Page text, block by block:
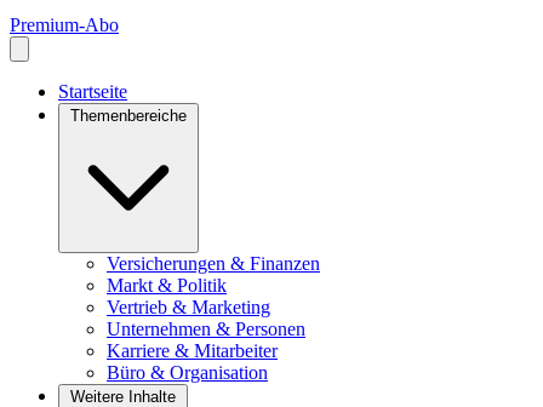
Premium-Abo
Startseite
Themenbereiche
Versicherungen & Finanzen
Markt & Politik
Vertrieb & Marketing
Unternehmen & Personen
Karriere & Mitarbeiter
Büro & Organisation
Weitere Inhalte